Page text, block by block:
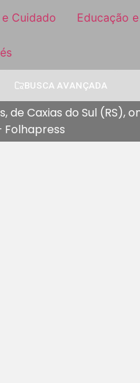
Cuidado Educação
BUSCA AVANÇADA
de Caxias do Sul
Folhapress